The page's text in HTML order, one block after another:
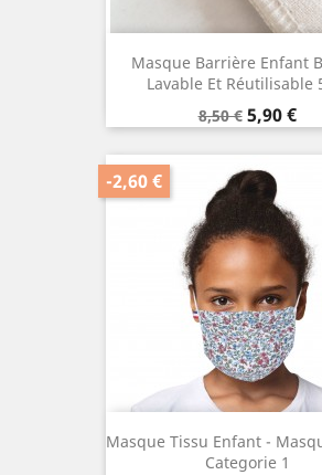
Masque Barrière Enfant
Lavable Et Réutilisable
Prix
de
base
8,50 € Prix
5,90 €
Masque Tissu Enfant -
Categorie 1
-2,60 €